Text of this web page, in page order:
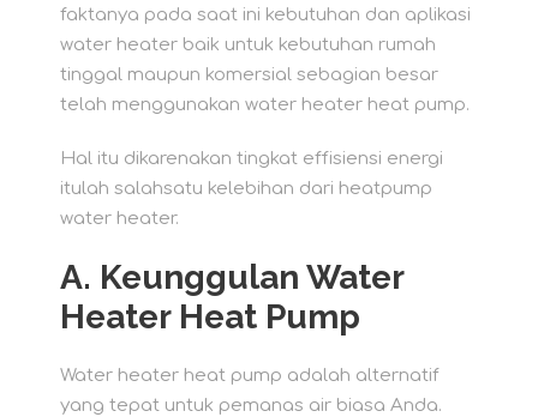
faktanya pada saat ini kebutuhan dan aplikasi
water heater baik untuk kebutuhan rumah
tinggal maupun komersial sebagian besar
telah menggunakan water heater heat pump.
Hal itu dikarenakan tingkat effisiensi energi
itulah salahsatu kelebihan dari heatpump
water heater.
A. Keunggulan Water
Heater Heat Pump
Water heater heat pump adalah alternatif
yang tepat untuk pemanas air biasa Anda.